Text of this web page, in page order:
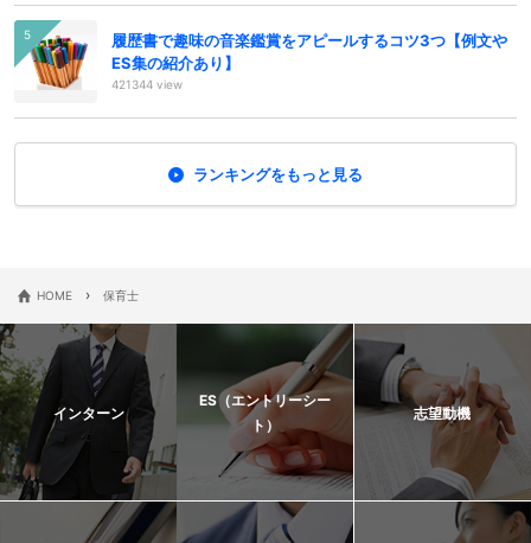
履歴書で趣味の音楽鑑賞をアピールするコツ3つ【例文や
ES集の紹介あり】
421344 view
ランキングをもっと見る
HOME › 保育士
インターン
ES（エントリーシー
ト）
志望動機